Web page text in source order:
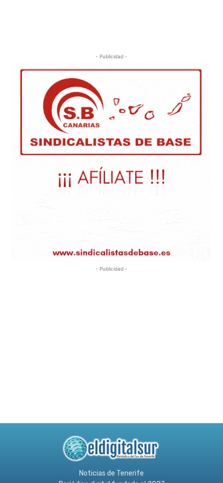
- Publicidad -
- Publicidad -
Noticias de Tenerife